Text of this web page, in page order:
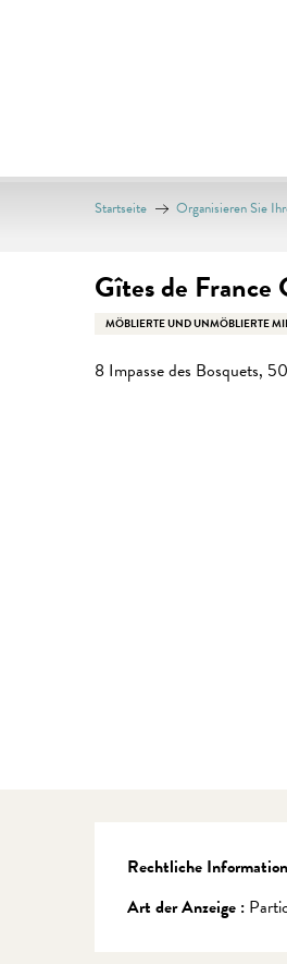
Startseite Organisieren Sie
Gîtes de France
MÖBLIERTE UND UNMÖBLIERTE
8 Impasse des Bosquets,
Rechtliche
Rechtliche
Art der Anzeige :